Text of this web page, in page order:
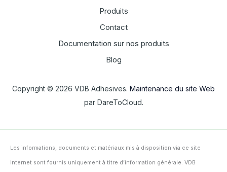
Produits
Contact
Documentation sur nos produits
Blog
Copyright © 2026 VDB Adhesives. Maintenance du site Web
par DareToCloud.
Les informations, documents et matériaux mis à disposition via ce site
Internet sont fournis uniquement à titre d’information générale. VDB